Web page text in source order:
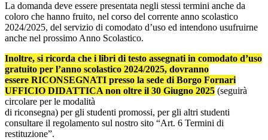
La domanda deve essere presentata negli stessi termini anche da
coloro che hanno fruito, nel corso del corrente anno scolastico
2024/2025, del servizio di comodato d’uso ed intendono usufruirne
anche nel prossimo Anno Scolastico.
Inoltre, si ricorda che i libri di testo assegnati in comodato d’uso
gratuito per l’anno scolastico 2024/2025, dovranno
essere RICONSEGNATI presso la sede di Borgo Fornari
UFFICIO DIDATTICA non oltre il 30 Giugno 2025 (seguirà
circolare per le modalità
di riconsegna) per gli studenti promossi, per gli altri studenti
consultare il regolamento sul nostro sito “Art. 6 Termini di
restituzione”.